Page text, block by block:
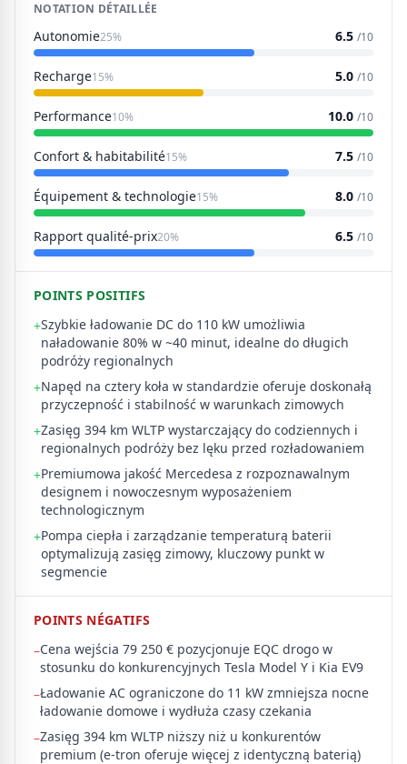
NOTATION DÉTAILLÉE
Autonomie25% 6.5 /10
Recharge15% 5.0 /10
Performance10% 10.0 /10
Confort & habitabilité15% 7.5 /10
Équipement & technologie15% 8.0 /10
Rapport qualité-prix20% 6.5 /10
POINTS POSITIFS
+Szybkie ładowanie DC do 110 kW umożliwia
naładowanie 80% w ~40 minut, idealne do długich
podróży regionalnych
+Napęd na cztery koła w standardzie oferuje doskonałą
przyczepność i stabilność w warunkach zimowych
+Zasięg 394 km WLTP wystarczający do codziennych i
regionalnych podróży bez lęku przed rozładowaniem
+Premiumowa jakość Mercedesa z rozpoznawalnym
designem i nowoczesnym wyposażeniem
technologicznym
+Pompa ciepła i zarządzanie temperaturą baterii
optymalizują zasięg zimowy, kluczowy punkt w
segmencie
POINTS NÉGATIFS
–Cena wejścia 79 250 € pozycjonuje EQC drogo w
stosunku do konkurencyjnych Tesla Model Y i Kia EV9
–Ładowanie AC ograniczone do 11 kW zmniejsza nocne
ładowanie domowe i wydłuża czasy czekania
–Zasięg 394 km WLTP niższy niż u konkurentów
premium (e-tron oferuje więcej z identyczną baterią)